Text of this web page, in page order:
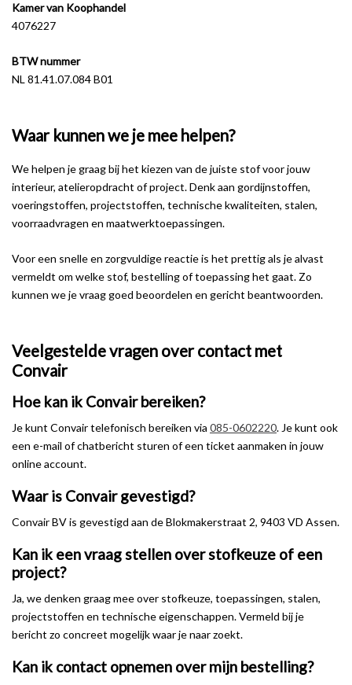
Kamer van Koophandel
4076227
BTW nummer
NL 81.41.07.084 B01
Waar kunnen we je mee helpen?
We helpen je graag bij het kiezen van de juiste stof voor jouw
interieur, atelieropdracht of project. Denk aan gordijnstoffen,
voeringstoffen, projectstoffen, technische kwaliteiten, stalen,
voorraadvragen en maatwerktoepassingen.
Voor een snelle en zorgvuldige reactie is het prettig als je alvast
vermeldt om welke stof, bestelling of toepassing het gaat. Zo
kunnen we je vraag goed beoordelen en gericht beantwoorden.
Veelgestelde vragen over contact met
Convair
Hoe kan ik Convair bereiken?
Je kunt Convair telefonisch bereiken via 085-0602220. Je kunt ook
een e-mail of chatbericht sturen of een ticket aanmaken in jouw
online account.
Waar is Convair gevestigd?
Convair BV is gevestigd aan de Blokmakerstraat 2, 9403 VD Assen.
Kan ik een vraag stellen over stofkeuze of een
project?
Ja, we denken graag mee over stofkeuze, toepassingen, stalen,
projectstoffen en technische eigenschappen. Vermeld bij je
bericht zo concreet mogelijk waar je naar zoekt.
Kan ik contact opnemen over mijn bestelling?